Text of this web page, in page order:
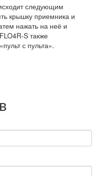
следующим
крышку приемника и
нажать на неё и
S также
с пульта».